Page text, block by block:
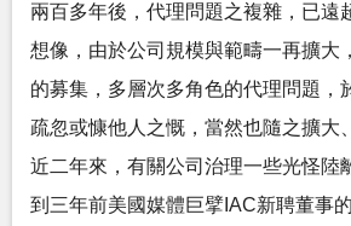
兩百多年後，代理問題之複雜，已遠
想像，由於公司規模與範疇一再擴大
的募集，多層次多角色的代理問題，
疏忽或慷他人之慨，當然也隨之擴大
近二年來，有關公司治理一些光怪陸
到三年前美國媒體巨擘IAC新聘董事